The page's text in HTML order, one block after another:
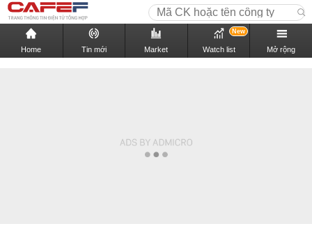
Home Tin mới Market Watch list
New
Mở rộng